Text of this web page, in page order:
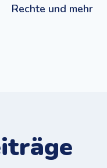
Rechte und mehr